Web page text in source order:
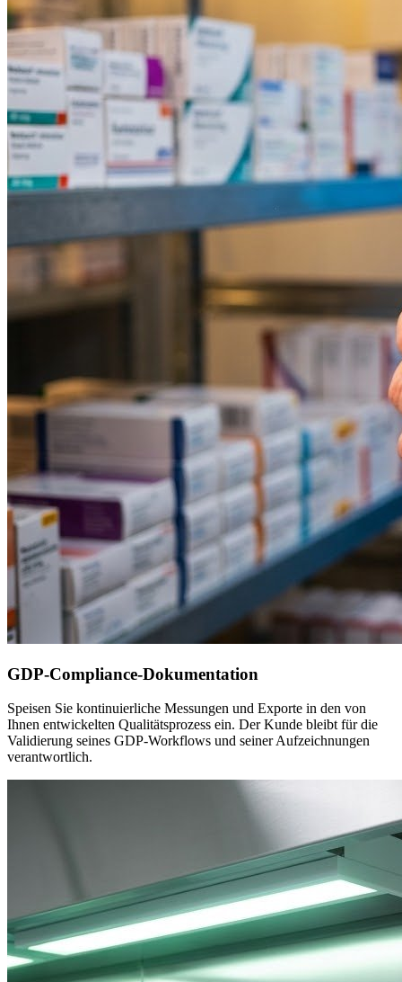
GDP-Compliance-Dokumentation
Speisen Sie kontinuierliche Messungen und Exporte in den von
Ihnen entwickelten Qualitätsprozess ein. Der Kunde bleibt für die
Validierung seines GDP-Workflows und seiner Aufzeichnungen
verantwortlich.